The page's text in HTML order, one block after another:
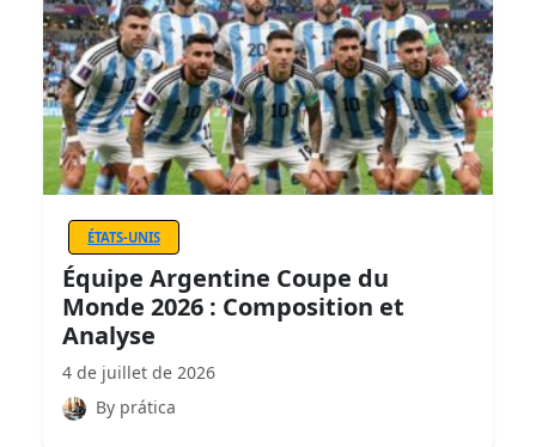
ÉTATS-UNIS
Équipe Argentine Coupe du
Monde 2026 : Composition et
Analyse
4 de juillet de 2026
By prática